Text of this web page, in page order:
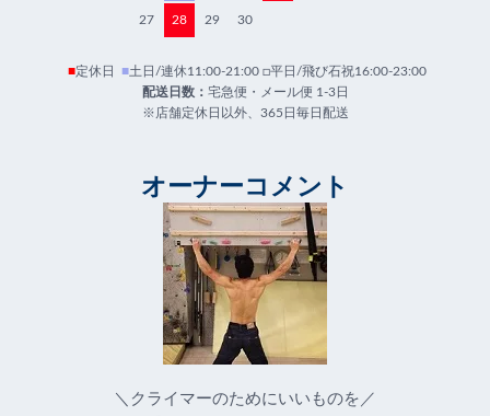
27 28 29 30
■定休日 ■土日/連休11:00-21:00 □平日/飛び石祝16:00-23:00
配送日数： 宅急便・メール便 1-3日
※店舗定休日以外、365日毎日配送
オーナーコメント
＼クライマーのためにいいものを／